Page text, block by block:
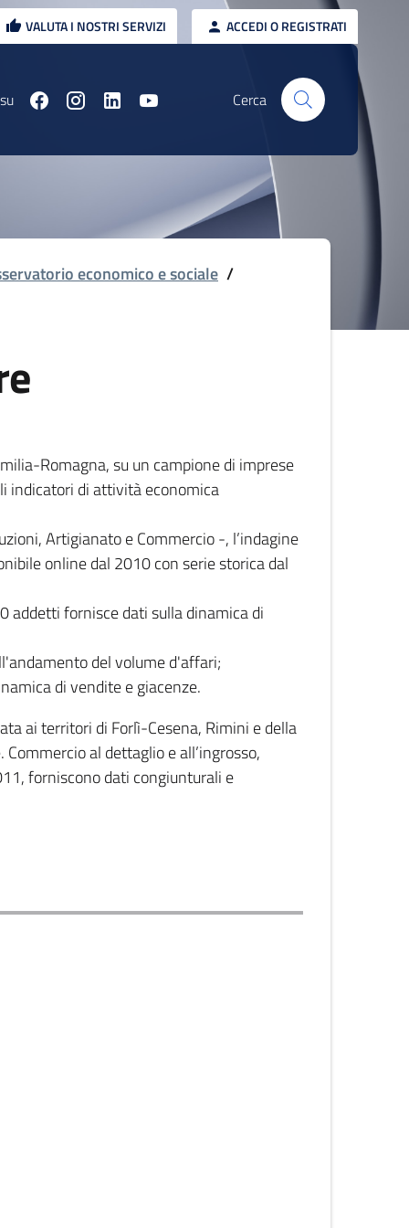
VALUTA I NOSTRI SERVIZI ACCEDI O REGISTRATI
Cerca
economico e sociale /
Romagna, su un campione di imprese
indicatori di attività economica
Artigianato e Commercio -, l’indagine
online dal 2010 con serie storica dal
addetti fornisce dati sulla dinamica di
del volume d'affari;
di vendite e giacenze.
ai territori di Forlì-Cesena, Rimini e della
al dettaglio e all’ingrosso,
forniscono dati congiunturali e